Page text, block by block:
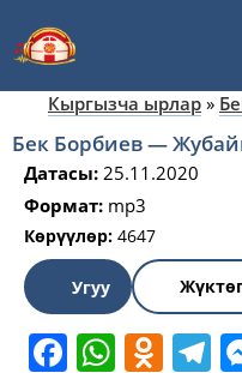
Кыргызча ырлар »
Бек Борбиев —
Датасы: 25.11.2020
Формат: mp3
Көрүүлөр: 4647
Угуу